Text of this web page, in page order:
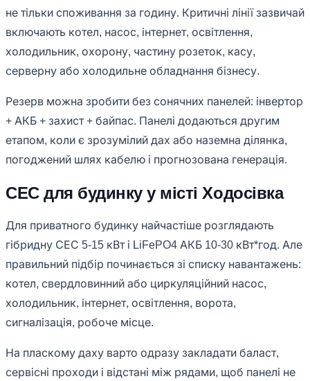
не тільки споживання за годину. Критичні лінії зазвичай
включають котел, насос, інтернет, освітлення,
холодильник, охорону, частину розеток, касу,
серверну або холодильне обладнання бізнесу.
Резерв можна зробити без сонячних панелей: інвертор
+ АКБ + захист + байпас. Панелі додаються другим
етапом, коли є зрозумілий дах або наземна ділянка,
погоджений шлях кабелю і прогнозована генерація.
СЕС для будинку у місті Ходосівка
Для приватного будинку найчастіше розглядають
гібридну СЕС 5-15 кВт і LiFePO4 АКБ 10-30 кВт*год. Але
правильний підбір починається зі списку навантажень:
котел, свердловинний або циркуляційний насос,
холодильник, інтернет, освітлення, ворота,
сигналізація, робоче місце.
На пласкому даху варто одразу закладати баласт,
сервісні проходи і відстані між рядами, щоб панелі не